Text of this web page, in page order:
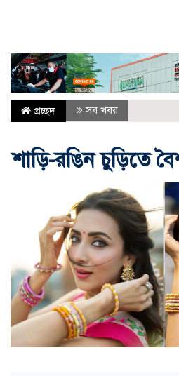
যুক্তরাষ্ট্রের সঙ্গে
প্রচ্ছদ সব খবর
শাড়ি-রঙিন চুড়িতে